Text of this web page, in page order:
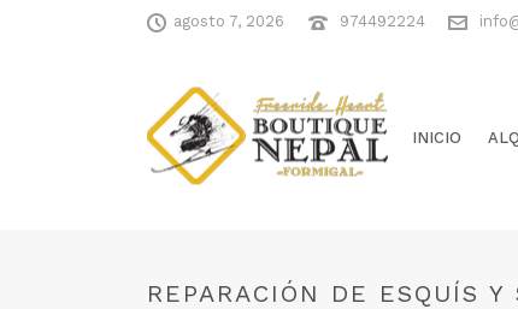
agosto 7, 2026 974492224
INICIO
REPARACIÓN DE ESQUÍS